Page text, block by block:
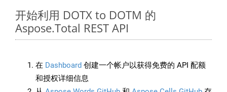
开始利用 DOTX to DOTM 的
Aspose.Total REST API
在 Dashboard 创建一个帐户以获得免费的 API 配额
和授权详细信息